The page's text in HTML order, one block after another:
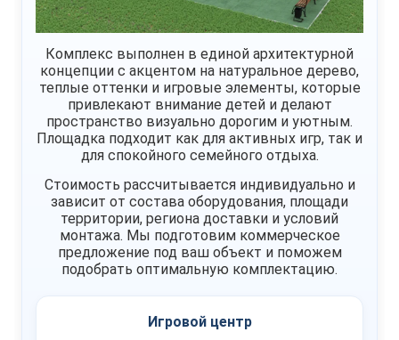
Комплекс выполнен в единой архитектурной
концепции с акцентом на натуральное дерево,
теплые оттенки и игровые элементы, которые
привлекают внимание детей и делают
пространство визуально дорогим и уютным.
Площадка подходит как для активных игр, так и
для спокойного семейного отдыха.
Стоимость рассчитывается индивидуально и
зависит от состава оборудования, площади
территории, региона доставки и условий
монтажа. Мы подготовим коммерческое
предложение под ваш объект и поможем
подобрать оптимальную комплектацию.
Игровой центр